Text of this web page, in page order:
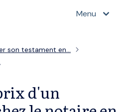
Menu
son testament en…
d'un